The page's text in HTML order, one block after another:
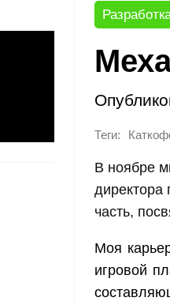
Теги:
В ноябре
директора
часть,
Моя
игровой